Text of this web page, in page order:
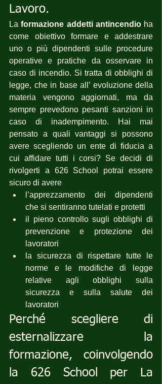
Lavoro.
La formazione addetti antincendio ha
come obiettivo formare e addestrare
uno o più dipendenti sulle procedure
operative e pratiche da osservare in
caso di incendio. Si tratta di obblighi di
legge, che in base all’ evoluzione della
materia vengono aggiornati, ma da
sempre prevedono pesanti sanzioni in
caso di inadempimento. Hai mai
pensato a quali vantaggi si possono
avere scegliendo un ente di fiducia a
cui affidare tutti i corsi? Se decidi di
rivolgerti a 626 School potrai essere
sicuro di avere
l’apprezzamento dei dipendenti
che si sentiranno tutelati e protetti
il pieno controllo sugli obblighi di
prevenzione e protezione dei
lavoratori
la sicurezza di rispettare tutte le
norme e le modifiche di legge
relative agli obblighi sulla
sicurezza e sulla salute dei
lavoratori
Perché scegliere di
esternalizzare la
formazione, coinvolgendo
la 626 School per La